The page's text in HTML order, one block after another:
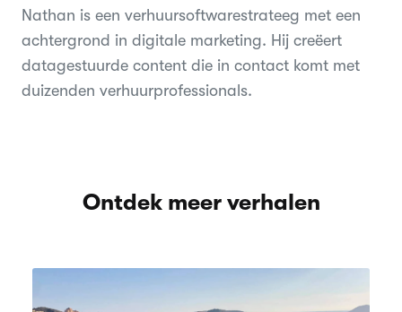
Nathan is een verhuursoftwarestrateeg met een
achtergrond in digitale marketing. Hij creëert
datagestuurde content die in contact komt met
duizenden verhuurprofessionals.
Ontdek meer verhalen